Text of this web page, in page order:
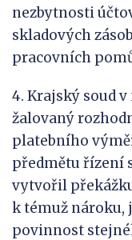
nezbytnosti
skladových
pracovních
4. Krajský soud
žalovaný
platebního
předmětu řízení
vytvořil
k témuž nároku,
povinnost